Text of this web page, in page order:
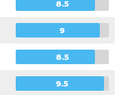
8.5
9
8.5
9.5